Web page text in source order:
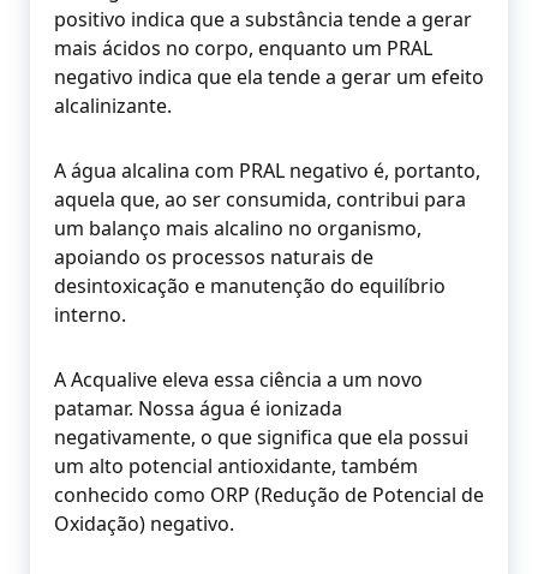
positivo indica que a substância tende a gerar
mais ácidos no corpo, enquanto um PRAL
negativo indica que ela tende a gerar um efeito
alcalinizante.
A água alcalina com PRAL negativo é, portanto,
aquela que, ao ser consumida, contribui para
um balanço mais alcalino no organismo,
apoiando os processos naturais de
desintoxicação e manutenção do equilíbrio
interno.
A Acqualive eleva essa ciência a um novo
patamar. Nossa água é ionizada
negativamente, o que significa que ela possui
um alto potencial antioxidante, também
conhecido como ORP (Redução de Potencial de
Oxidação) negativo.